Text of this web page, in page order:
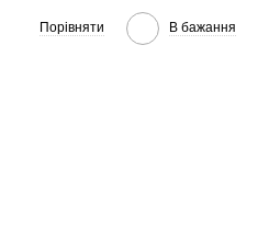
Порівняти В бажання